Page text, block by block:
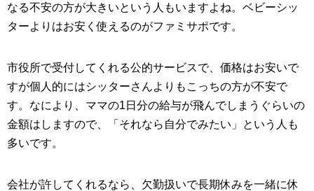
なる不安の方が大きいという人もいますよね。ベビーシッ
ターよりはお安く使えるのがファミサポです。
市役所で受付してくれる公的サービスで、価格はお安いで
すが個人的にはシッターさんよりもこっちの方が不安で
す。なにより、ママの1日分の給与が飛んでしまうぐらいの
金額はしますので、「それなら自分でみたい」という人も
多いです。
会社が許してくれるなら、欠勤扱いで長期休みを一緒に休